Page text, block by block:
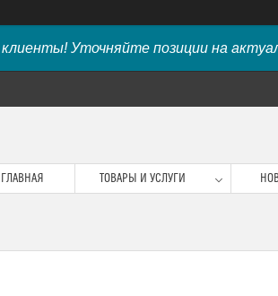
Уточняйте позиции на
ГЛАВНАЯ ТОВАРЫ И УСЛУГИ